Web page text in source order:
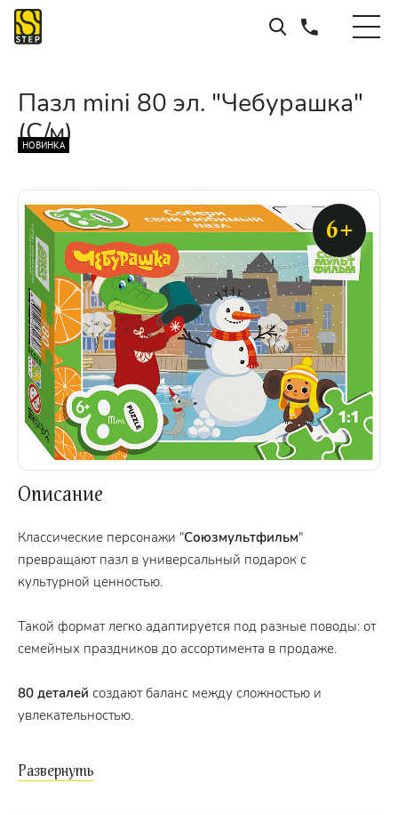
Пазл mini 80 эл. "Чебурашка"
(С/м)
НОВИНКА
6+
Описание
Классические персонажи "Союзмультфильм"
превращают пазл в универсальный подарок с
культурной ценностью.
Такой формат легко адаптируется под разные поводы: от
семейных праздников до ассортимента в продаже.
80 деталей создают баланс между сложностью и
увлекательностью.
Размер собранной картинки
детали- 25 х 23 мм.